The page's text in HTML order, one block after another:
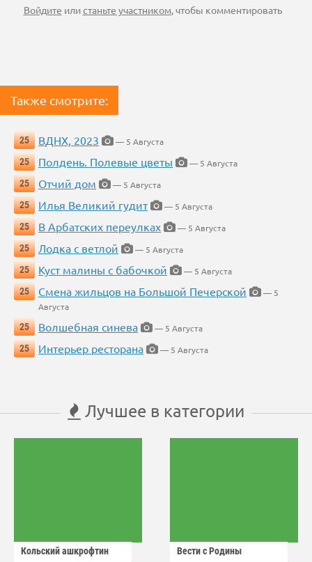
Войдите илистаньте участником, чтобы комментировать
Также смотрите:
25 ВДНХ, 2023
— 5 Августа
25
Полдень. Полевые цветы
— 5 Августа
25
Отчий дом
— 5 Августа
25
Илья Великий гудит
— 5 Августа
25
В Арбатских переулках
— 5 Августа
25
Лодка с ветлой
— 5 Августа
25
Куст малины с бабочкой
— 5 Августа
25
Смена жильцов на Большой Печерской
— 5
Августа
25
Волшебная синева
— 5 Августа
25
Интерьер ресторана — 5 Августа
Лучшее в категории
Кольский ашкрофтин Вести с Родины